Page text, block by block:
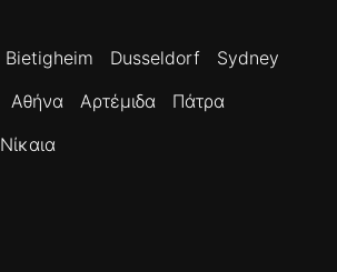
Bietigheim Dusseldorf
Sydney
Αθήνα Αρτέμιδα
Πάτρα
Νίκαια